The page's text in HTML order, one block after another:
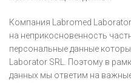
Компания Labromed
на неприкосновенность
персональные данные
Laborator SRL. Поэтому в
данных мы ответим на